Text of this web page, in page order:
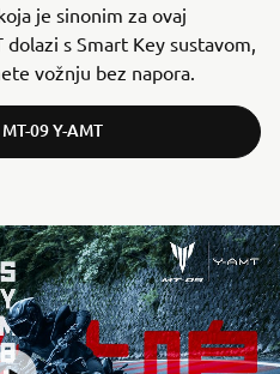
je sinonim za ovaj
s Smart Key sustavom,
vožnju bez napora.
09 Y-AMT